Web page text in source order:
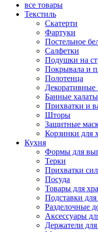
все товары
Текстиль
Скатерти
Фартуки
Постельное
Салфетки
Подушки на
Покрывала и
Полотенца
Банные халаты
Прихватки и
Шторы
Защитные
Корзинки для
Кухня
Формы для
Терки
Прихватки
Посуда
Товары для
Подставки
Разделочные
Аксессуары
Держатели